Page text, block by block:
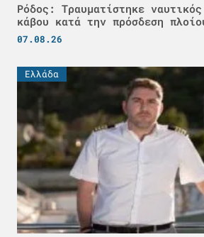
Ρόδος: Τραυματίστηκε
κάβου κατά την πρόσδεση
07.08.26
Ελλάδα